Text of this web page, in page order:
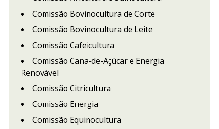
Comissão Bovinocultura de Corte
Comissão Bovinocultura de Leite
Comissão Cafeicultura
Comissão Cana-de-Açúcar e Energia
Renovável
Comissão Citricultura
Comissão Energia
Comissão Equinocultura